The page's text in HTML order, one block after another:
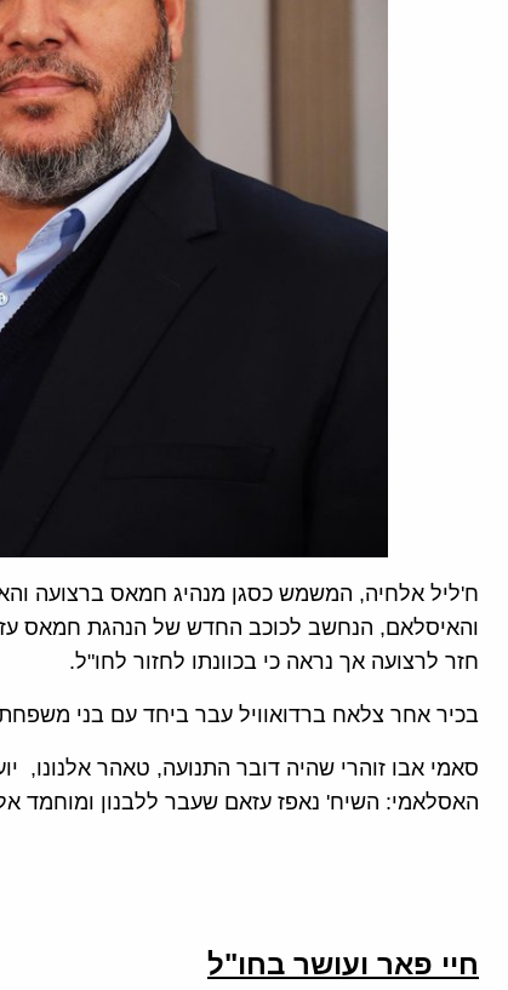
ח'ליל אלחיה, המשמש כסגן מנהיג חמאס ברצועה
והאיסלאם, הנחשב לכוכב החדש של הנהגת חמאס
חזר לרצועה אך נראה כי בכוונתו לחזור לחו"ל.
בכיר אחר צלאח ברדואוויל עבר ביחד עם בני
סאמי אבו זוהרי שהיה דובר התנועה, טאהר אלנונו,
האסלאמי: השיח' נאפז עזאם שעבר ללבנון ומוחמד
חיי פאר ועושר בחו"ל